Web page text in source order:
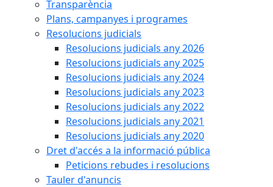
Transparència
Plans, campanyes i programes
Resolucions judicials
Resolucions judicials any 2026
Resolucions judicials any 2025
Resolucions judicials any 2024
Resolucions judicials any 2023
Resolucions judicials any 2022
Resolucions judicials any 2021
Resolucions judicials any 2020
Dret d'accés a la informació pública
Peticions rebudes i resolucions
Tauler d'anuncis